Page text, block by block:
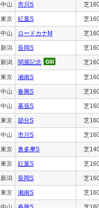
中山 市川S 芝
東京 紅葉S 芝
中山 ロードカナM 芝
新潟 長岡S 芝
新潟 関屋記念 芝
東京 湘南S 芝
中山 春興S 芝
中山 幕張S 芝
東京 節分S 芝
中山 市川S 芝
東京 奥多摩S 芝
東京 紅葉S 芝
新潟 長岡S 芝
東京 湘南S 芝